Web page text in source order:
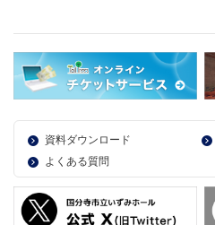
資料ダウンロード
よくある質問